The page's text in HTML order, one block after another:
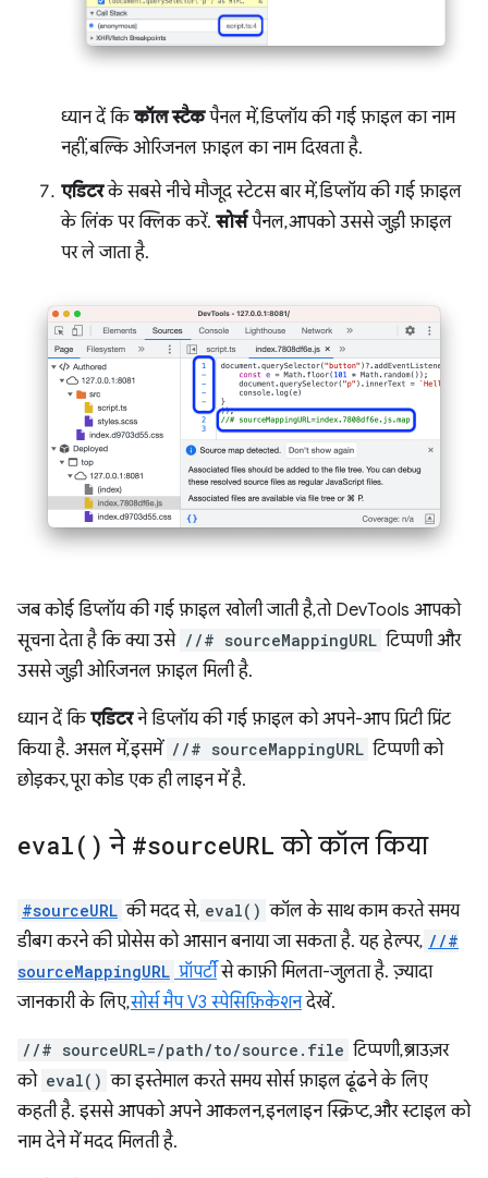
ध्यान दें किकॉल स्टैकपैनल में, डिप्लॉय की गई फ़ाइल का नाम
नहीं, बल्कि ओरिजनल फ़ाइल का नाम दिखता है.
एडिटरके सबसे नीचे मौजूद स्टेटस बार में, डिप्लॉय की गई फ़ाइल
के लिंक पर क्लिक करें. सोर्सपैनल, आपको उससे जुड़ी फ़ाइल
पर ले जाता है.
जब कोई डिप्लॉय की गई फ़ाइल खोली जाती है, तो DevTools आपको
सूचना देता है कि क्या उसे //# sourceMappingURL टिप्पणी और
उससे जुड़ी ओरिजनल फ़ाइल मिली है.
ध्यान दें किएडिटरने डिप्लॉय की गई फ़ाइल को अपने-आप प्रिटी प्रिंट
किया है. असल में, इसमें //# sourceMappingURL टिप्पणी को
छोड़कर, पूरा कोड एक ही लाइन में है.
eval( ) ने #sourceURL को कॉल किया
#sourceURL की मदद से, eval() कॉल के साथ काम करते समय
डीबग करने की प्रोसेस को आसान बनाया जा सकता है. यह हेल्पर, //#
sourceMappingURL प्रॉपर्टीसे काफ़ी मिलता-जुलता है. ज़्यादा
जानकारी के लिए,सोर्स मैप V3 स्पेसिफ़िकेशनदेखें.
//# sourceURL=/path/to/source.file टिप्पणी, ब्राउज़र
को eval() का इस्तेमाल करते समय सोर्स फ़ाइल ढूंढने के लिए
कहती है. इससे आपको अपने आकलन, इनलाइन स्क्रिप्ट, और स्टाइल को
नाम देने में मदद मिलती है.